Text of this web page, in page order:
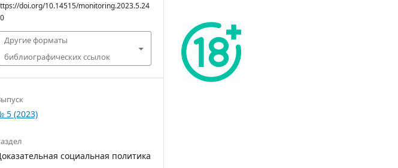
doi.org/10.14515/monitoring.2023.5.24
Другие форматы
библиографических ссылок
5 (2023)
социальная политика